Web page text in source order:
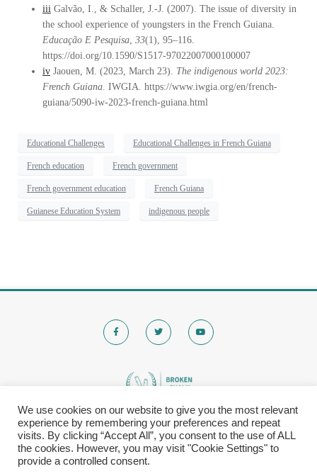
iii Galvão, I., & Schaller, J.-J. (2007). The issue of diversity in
the school experience of youngsters in the French Guiana.
Educação E Pesquisa, 33(1), 95–116.
https://doi.org/10.1590/S1517-97022007000100007
iv Jaouen, M. (2023, March 23). The indigenous world 2023:
French Guiana. IWGIA. https://www.iwgia.org/en/french-
guiana/5090-iw-2023-french-guiana.html
Educational Challenges Educational Challenges in French Guiana
French education French government
French government education French Guiana
Guianese Education System indigenous people
© 2020 Brokenchalk. All rights reserved.
Registered Stichting, KVK-nummer: 80591299​
We use cookies on our website to give you the most relevant
experience by remembering your preferences and repeat
visits. By clicking “Accept All”, you consent to the use of ALL
the cookies. However, you may visit "Cookie Settings" to
provide a controlled consent.